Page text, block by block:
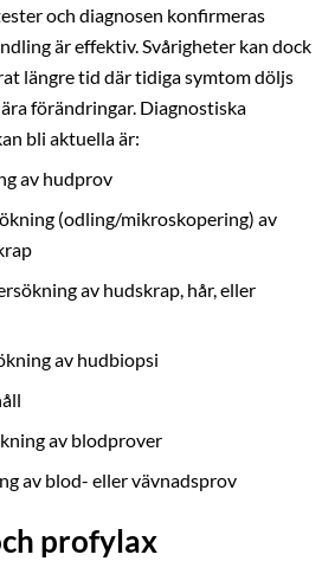
och diagnosen konfirmeras
är effektiv. Svårigheter kan dock
längre tid där tidiga symtom döljs
förändringar. Diagnostiska
bli aktuella är:
av hudprov
(odling/mikroskopering) av
av hudskrap, hår, eller
av hudbiopsi
av blodprover
av blod- eller vävnadsprov
profylax